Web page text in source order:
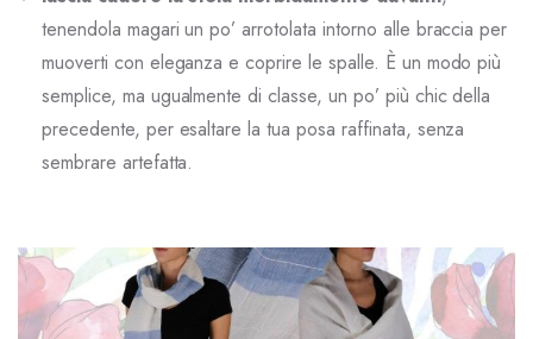
tenendola magari un po’ arrotolata intorno alle braccia per
muoverti con eleganza e coprire le spalle. È un modo più
semplice, ma ugualmente di classe, un po’ più chic della
precedente, per esaltare la tua posa raffinata, senza
sembrare artefatta.